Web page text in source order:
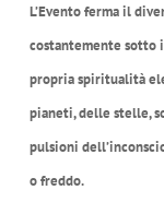
L’Evento ferma il
costantemente sotto
propria spiritualità
pianeti, delle stelle,
pulsioni
o freddo.